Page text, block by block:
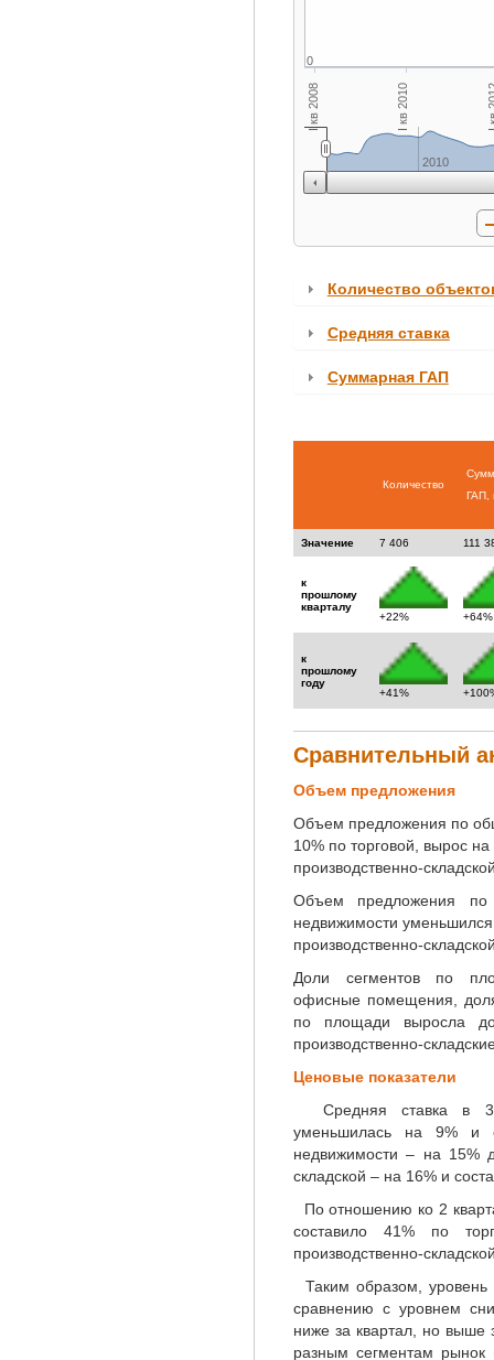
I кв 2008 I кв 2010 I
0
2010
Количество
Средняя ставка
Суммарная ГАП
Количество
ГАП,
Значение 7 406 111
к
прошлому
кварталу
+22%
+64%
к
прошлому
году
+41%
Сравнительный
Объем предложения
Объем предложения по
10% по торговой, вырос
производственно-
Объем предложения
недвижимости
производственно-
Доли сегментов по
офисные помещения,
по площади выросла
производственно-
Ценовые показатели
Средняя ставка в 3
уменьшилась на 9% и
недвижимости – на 15%
складской – на 16% и
По отношению ко 2
составило 41% по
производственно-
Таким образом, уровень
сравнению с уровнем
ниже за квартал, но выше
разным сегментам рынок